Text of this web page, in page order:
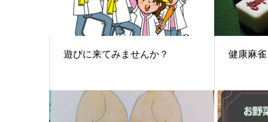
遊びに来てみませんか？ 健康麻